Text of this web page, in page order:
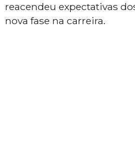
reacendeu expectativas
nova fase na carreira.